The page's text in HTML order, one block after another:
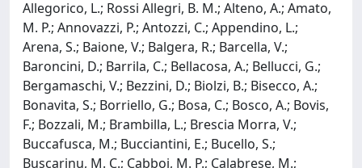
Allegorico, L.; Rossi Allegri, B. M.; Alteno, A.; Amato,
M. P.; Annovazzi, P.; Antozzi, C.; Appendino, L.;
Arena, S.; Baione, V.; Balgera, R.; Barcella, V.;
Baroncini, D.; Barrila, C.; Bellacosa, A.; Bellucci, G.;
Bergamaschi, V.; Bezzini, D.; Biolzi, B.; Bisecco, A.;
Bonavita, S.; Borriello, G.; Bosa, C.; Bosco, A.; Bovis,
F.; Bozzali, M.; Brambilla, L.; Brescia Morra, V.;
Buccafusca, M.; Bucciantini, E.; Bucello, S.;
Buscarinu, M. C.; Cabboi, M. P.; Calabrese, M.;